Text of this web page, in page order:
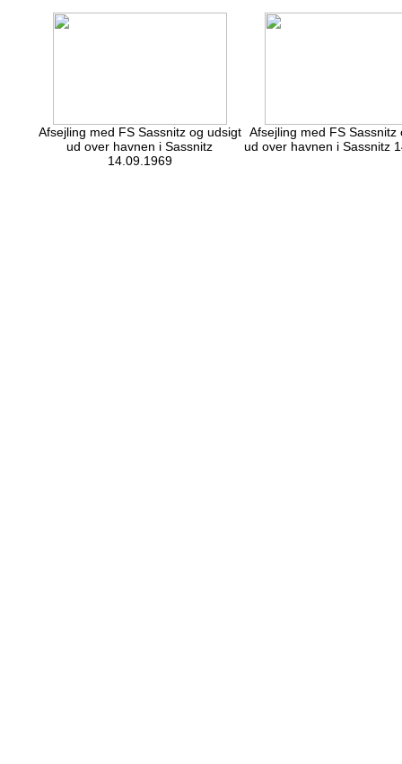
Afsejling med FS Sassnitz og udsigt
ud over havnen i Sassnitz
14.09.1969
Afsejling med FS Sassnitz
ud over havnen i Sassnitz